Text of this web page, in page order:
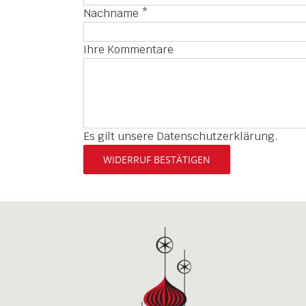
Nachname *
Page URI *erforderlich
Ihre Kommentare
Es gilt unsere Datenschutzerklärung.
WIDERRUF BESTÄTIGEN